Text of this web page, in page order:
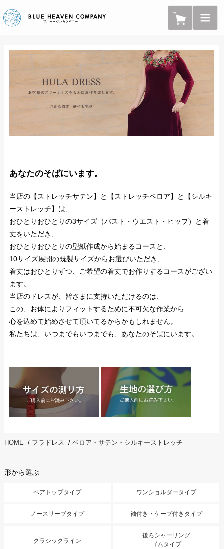
あなたのそばにいます。
当店の【ストレッチサテン】と【ストレッチベロア】と【シルキ
ーストレッチ】は、
おひとりおひとりの3サイズ（バスト・ウエスト・ヒップ）と着
丈をいただき、
おひとりおひとりの型紙作成から始まるコースと、
10サイズ展開の既製サイズからお選びいただき、
着丈はおひとりずつ、ご希望の着丈でお作りするコースがござい
ます。
当店のドレスが、皆さまに支持いただけるのは、
この、お体によりフィットするために不可欠な作業から
心を込めて始めさせて頂いてるからかもしれません。
私たちは、いつまでもいつまでも、あなたのそばにいます。
HOME / フラドレス / ベロア・サテン・シルキーストレッチ
形から選ぶ
ベアトップタイプ ワンショルダータイプ
ノースリーブタイプ 袖付き・ケープ付きタイプ
クラシックライン
後ろシャーリング
ゴムタイプ